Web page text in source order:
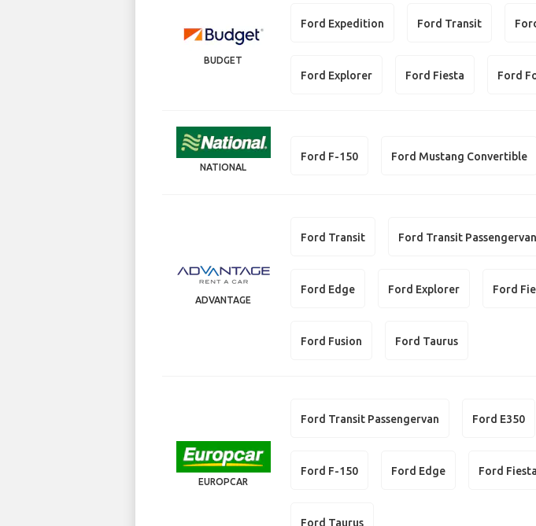
BUDGET
Ford Expedition Ford Transit
Ford Explorer Ford Fiesta Ford
NATIONAL
Ford F-150 Ford Mustang Convertible
ADVANTAGE
Ford Transit Ford Transit Passengervan
Ford Edge Ford Explorer Ford
Ford Fusion Ford Taurus
EUROPCAR
Ford Transit Passengervan Ford E350
Ford F-150 Ford Edge Ford Fiesta
Ford Taurus